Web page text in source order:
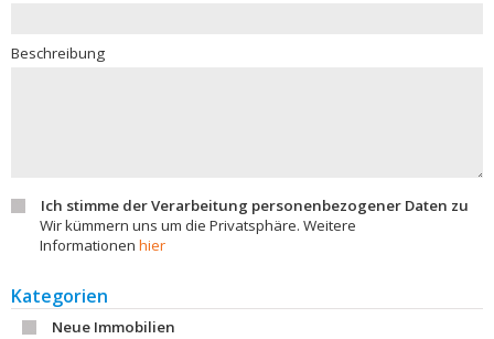
Beschreibung
Ich stimme der Verarbeitung personenbezogener Daten zu
Wir kümmern uns um die Privatsphäre. Weitere
Informationen hier
Kategorien
Neue Immobilien